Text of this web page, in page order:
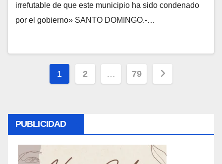
irrefutable de que este municipio ha sido condenado
por el gobierno» SANTO DOMINGO.-…
Paginación
entradas
1 2 … 79
PUBLICIDAD